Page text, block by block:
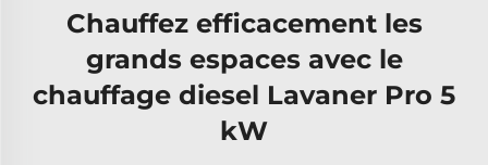
Chauffez efficacement les
grands espaces avec le
chauffage diesel Lavaner Pro 5
kW